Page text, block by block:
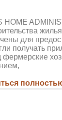
HOME
для
получать